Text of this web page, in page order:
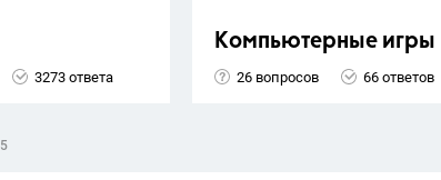
3273 ответа
Компьютерные игры
26 вопросов 66 ответов
5